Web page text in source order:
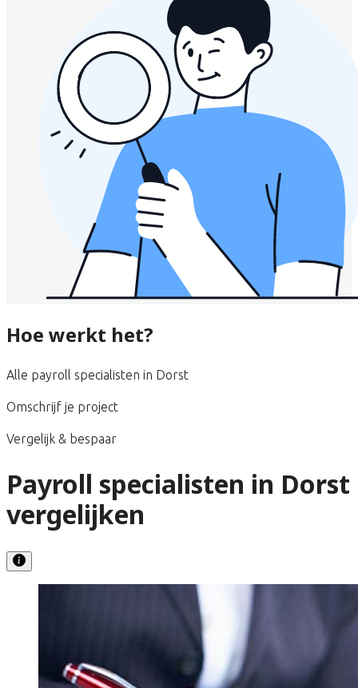
Hoe werkt het?
Alle payroll specialisten in Dorst
Omschrijf je project
Vergelijk & bespaar
Payroll specialisten in Dorst
vergelijken